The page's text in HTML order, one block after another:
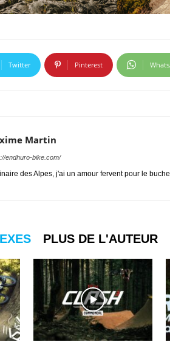
Twitter Pinterest
Martin
endhuro-bike.com/
des Alpes, j'ai un amour fervent pour le
PLUS DE L'AUTEUR